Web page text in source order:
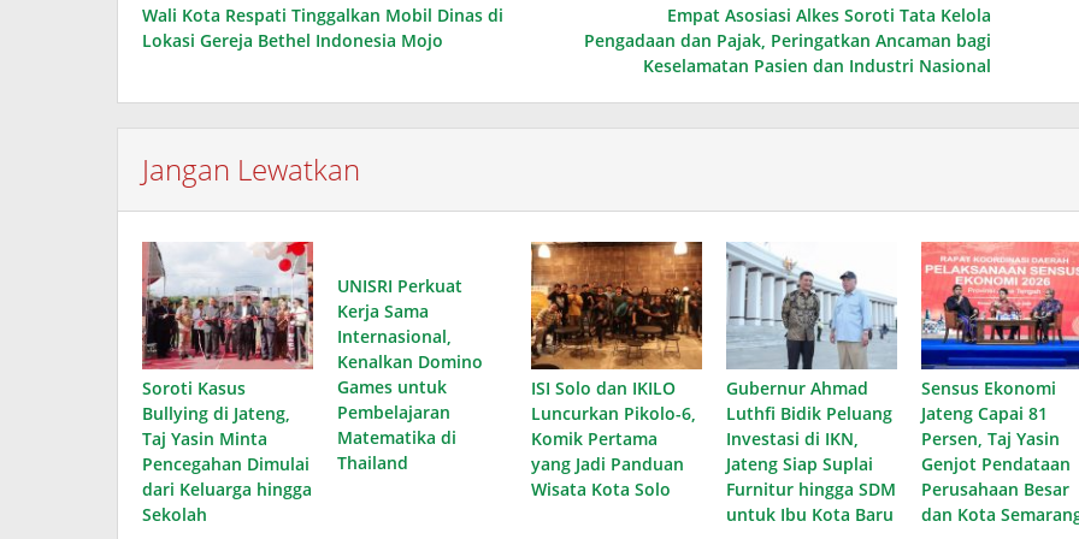
pos
Wali Kota Respati Tinggalkan Mobil Dinas di
Lokasi Gereja Bethel Indonesia Mojo
Empat Asosiasi Alkes Soroti Tata Kelola
Pengadaan dan Pajak, Peringatkan Ancaman bagi
Keselamatan Pasien dan Industri Nasional
Jangan Lewatkan
Soroti Kasus
Bullying di Jateng,
Taj Yasin Minta
Pencegahan Dimulai
dari Keluarga hingga
Sekolah
UNISRI Perkuat
Kerja Sama
Internasional,
Kenalkan Domino
Games untuk
Pembelajaran
Matematika di
Thailand
ISI Solo dan IKILO
Luncurkan Pikolo-6,
Komik Pertama
yang Jadi Panduan
Wisata Kota Solo
Gubernur Ahmad
Luthfi Bidik Peluang
Investasi di IKN,
Jateng Siap Suplai
Furnitur hingga SDM
untuk Ibu Kota Baru
Sensus Ekonomi
Jateng Capai 81
Persen, Taj Yasin
Genjot Pendataan
Perusahaan Besar
dan Kota